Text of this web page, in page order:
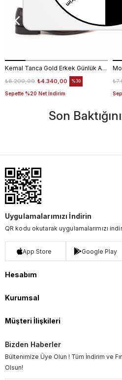
Kemal Tanca Gold Erkek Günlük Ayakkabı 6612-152
₺4.340,00
₺6.200,00
Sepette %20 Net İndirim
%30
Son
Uygulamalarımızı İndirin
QR kodu okutarak uygulamalarımızı
App Store Google Play
Hesabım
Kurumsal
Müşteri İlişkileri
Bizden Haberler
Bültenimize Üye Olun ! Tüm İndirim ve
Olsun!